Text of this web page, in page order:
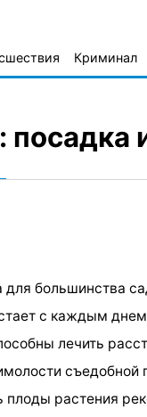
Криминал
для большинства
с каждым
лечить
съедобной
плоды растения